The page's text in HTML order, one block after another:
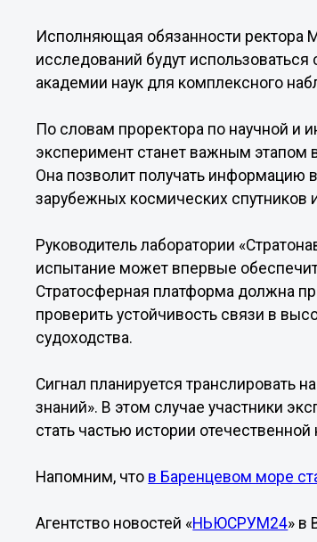
Исполняющая обязанности ректора
исследований будут
академии наук для комплексного
По словам проректора по научной и
эксперимент станет важным этапом
Она позволит получать информацию
зарубежных космических спутников
Руководитель лаборатории
испытание может впервые
Стратосферная платформа должна
проверить устойчивость связи в
судоходства.
Сигнал планируется транслировать
знаний». В этом случае участники
стать частью истории отечественной
Напомним, что в Баренцевом море
Агентство новостей «НЬЮСРУМ24» в